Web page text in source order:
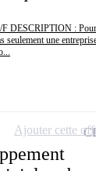
DESCRIPTION :
une
Ajouter cette